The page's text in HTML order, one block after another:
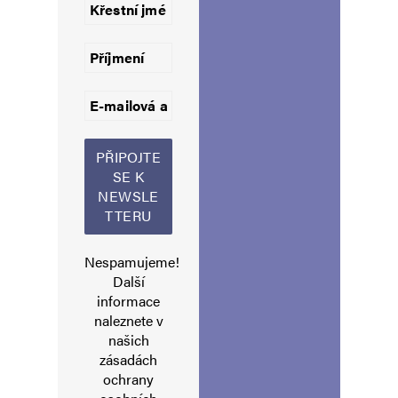
23. 5. 2025 (7:43)
https://nastub.cz/w/81hqgwy9Cvr4suuDe3s41Q
hloubal
23. 5. 2025 (8:00)
https://www.youtube.com/watch?
v=J4VEL4BsiiI
hloubal
23. 5. 2025 (8:40)
Poslat dopis je u nás dražší než v Německu.
Nespamujeme!
Další
informace
naleznete v
našich
zásadách
ochrany